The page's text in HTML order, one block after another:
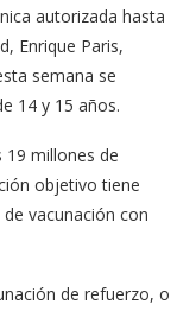
autorizada hasta
Enrique Paris,
semana se
14 y 15 años.
19 millones de
objetivo tiene
vacunación con
de refuerzo, o